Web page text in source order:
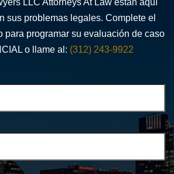
LLC Attorneys At Law están aquí
sus problemas legales. Complete el
para programar su evaluación de caso
o llame al: (312) 243-9922